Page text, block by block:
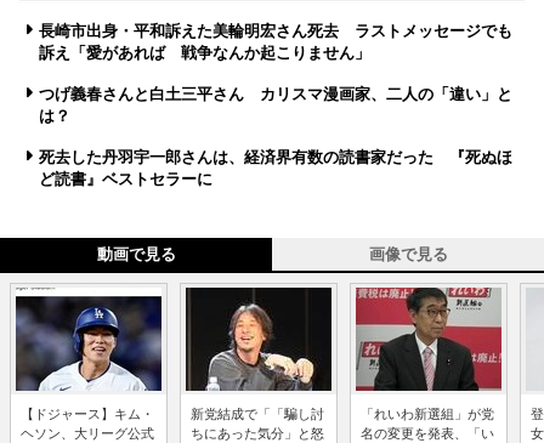
長崎市出身・平和訴えた美輪明宏さん死去 ラストメッセージでも
訴え「愛があれば 戦争なんか起こりません」
つげ義春さんと白土三平さん カリスマ漫画家、二人の「違い」と
は？
死去した丹羽宇一郎さんは、経済界有数の読書家だった 『死ぬほ
ど読書』ベストセラーに
動画で見る 画像で見る
【ドジャース】キム・
ヘソン、大リーグ公式
新党結成で「「騙し討
ちにあった気分」と怒
「れいわ新選組」が党
名の変更を発表、「い